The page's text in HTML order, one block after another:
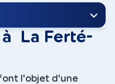
La Ferté-
l'objet d'une